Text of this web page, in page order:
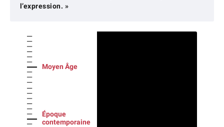
l’expression. »
Moyen Âge
Époque
contemporaine